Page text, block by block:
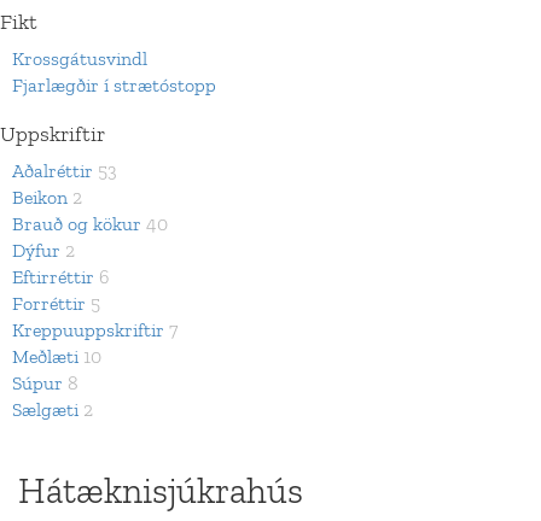
Fikt
Krossgátusvindl
Fjarlægðir í strætóstopp
Uppskriftir
Aðalréttir 53
Beikon 2
Brauð og kökur 40
Dýfur 2
Eftirréttir 6
Forréttir 5
Kreppuuppskriftir 7
Meðlæti 10
Súpur 8
Sælgæti 2
Hátæknisjúkrahús